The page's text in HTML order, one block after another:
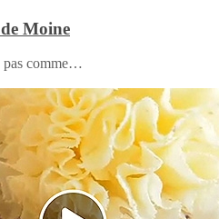
Moine
pas comme…